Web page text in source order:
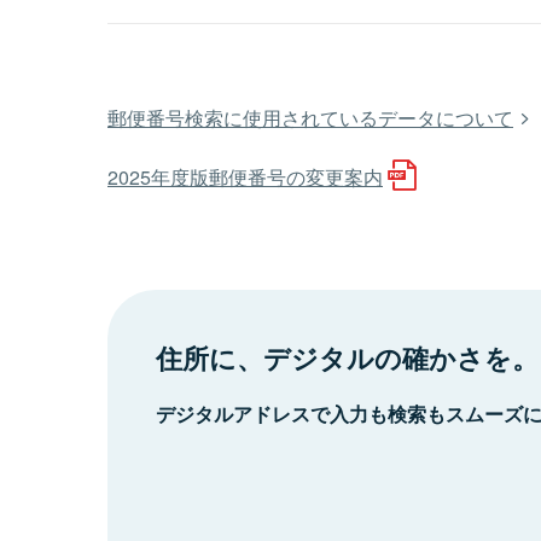
郵便番号検索に使用されているデータについて
2025年度版郵便番号の変更案内
住所に、デジタルの確かさを。
デジタルアドレスで入力も検索もスムーズ